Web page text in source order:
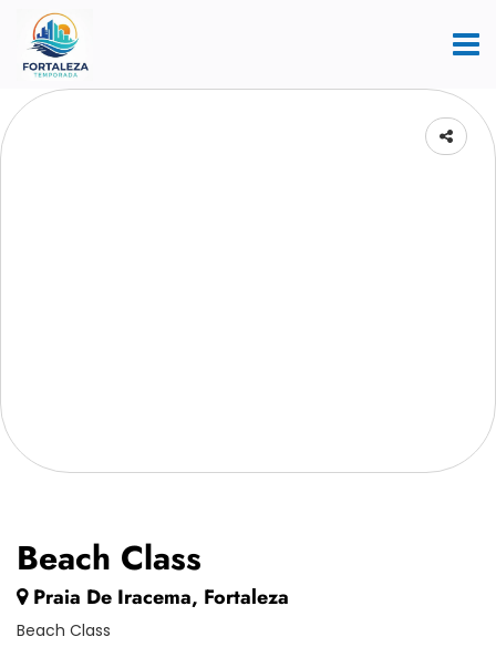
Beach Class
Praia De Iracema, Fortaleza
Beach Class